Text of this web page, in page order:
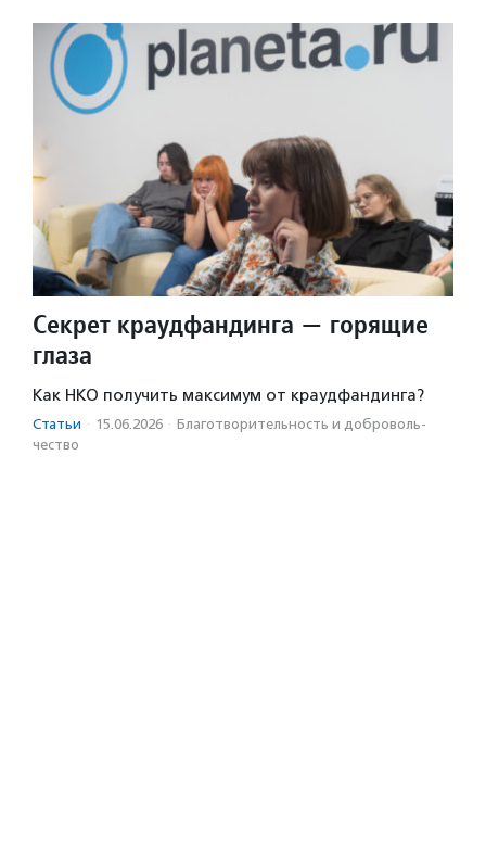
Секрет краудфандинга — горящие
глаза
Как НКО получить максимум от краудфандинга?
Статьи · 15.06.2026 · Благотвори­тель­ность и доброволь­
чест­во